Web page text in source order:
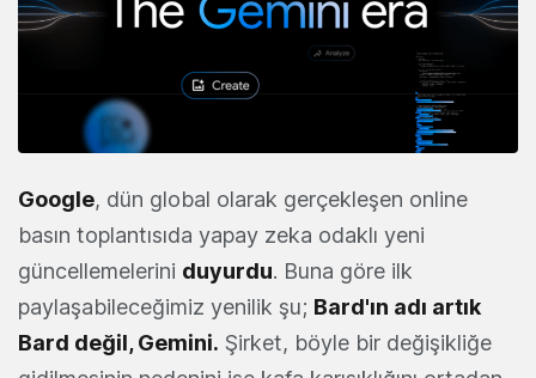
Google, dün global olarak gerçekleşen online
basın toplantısıda yapay zeka odaklı yeni
güncellemelerini duyurdu. Buna göre ilk
paylaşabileceğimiz yenilik şu; Bard'ın adı artık
Bard değil,Gemini. Şirket, böyle bir değişikliğe